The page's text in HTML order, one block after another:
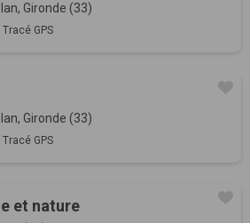
Gironde (33)
Tracé GPS
Gironde (33)
Tracé GPS
et nature